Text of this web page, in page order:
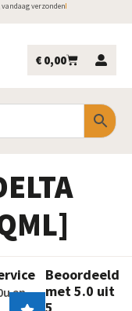
verzonden
€ 0,00
en
Beoordeeld
met 5.0 uit